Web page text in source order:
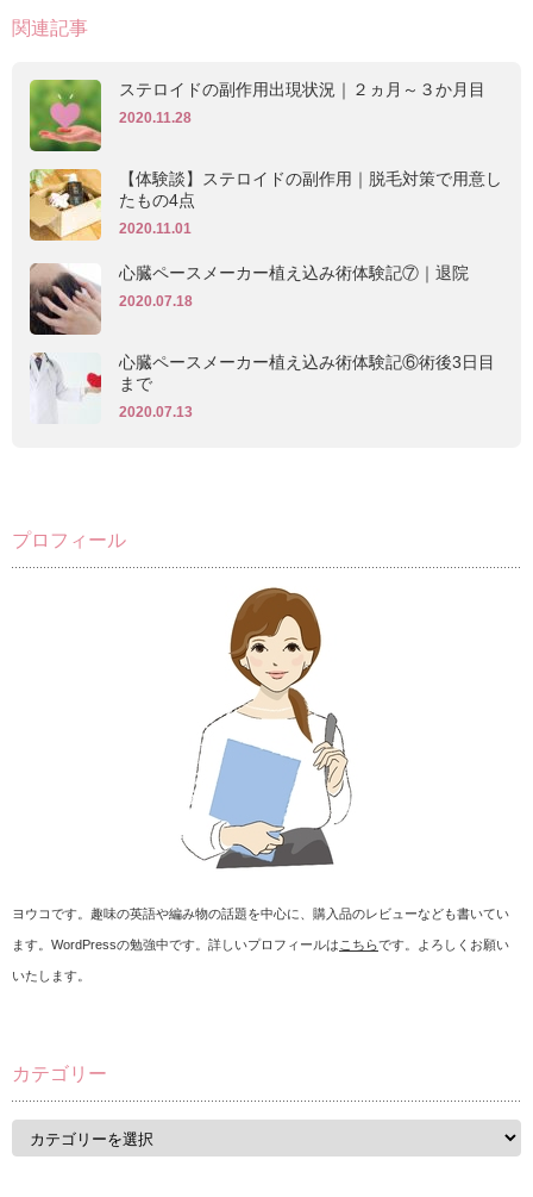
関連記事
ステロイドの副作用出現状況｜２ヵ月～３か月目
2020.11.28
【体験談】ステロイドの副作用｜脱毛対策で用意し
たもの4点
2020.11.01
心臓ペースメーカー植え込み術体験記⑦｜退院
2020.07.18
心臓ペースメーカー植え込み術体験記⑥術後3日目
まで
2020.07.13
プロフィール
ヨウコです。趣味の英語や編み物の話題を中心に、購入品のレビューなども書いてい
ます。WordPressの勉強中です。詳しいプロフィールは こちらです。よろしくお願い
いたします。
カテゴリー